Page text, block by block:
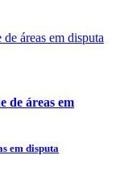
de áreas em
em disputa